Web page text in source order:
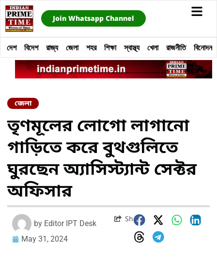
Join Whatsapp Channel
দেশ বিদেশ রাজ্য জেলা শহর শিক্ষা স্বাস্থ্য খেলা রাজনীতি বিনোদন
জেলা
তৃণমূলের লোগো লাগানো
গাড়িতে করে বুথগুলিতে
ঘুরছেন অ্যাসিস্ট্যান্ট সেক্টর
অফিসার
by Editor IPT Desk
May 31, 2024
Share